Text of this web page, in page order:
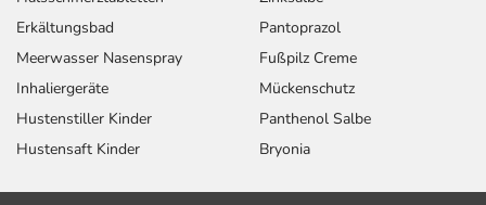
Erkältungsbad
Meerwasser Nasenspray
Inhaliergeräte
Hustenstiller Kinder
Hustensaft Kinder
Pantoprazol
Fußpilz Creme
Mückenschutz
Panthenol Salbe
Bryonia